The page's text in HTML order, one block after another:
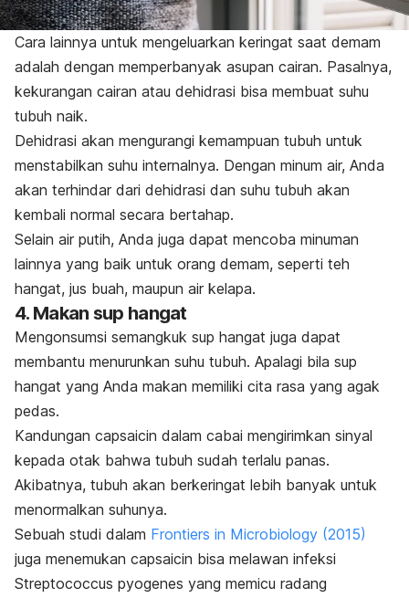
Cara lainnya untuk mengeluarkan keringat saat demam
adalah dengan memperbanyak asupan cairan. Pasalnya,
kekurangan cairan atau dehidrasi bisa membuat suhu
tubuh naik.
Dehidrasi akan mengurangi kemampuan tubuh untuk
menstabilkan suhu internalnya. Dengan minum air, Anda
akan terhindar dari dehidrasi dan suhu tubuh akan
kembali normal secara bertahap.
Selain air putih, Anda juga dapat mencoba minuman
lainnya yang baik untuk orang demam, seperti teh
hangat, jus buah, maupun air kelapa.
4. Makan sup hangat
Mengonsumsi semangkuk sup hangat juga dapat
membantu menurunkan suhu tubuh. Apalagi bila sup
hangat yang Anda makan memiliki cita rasa yang agak
pedas.
Kandungan capsaicin dalam cabai mengirimkan sinyal
kepada otak bahwa tubuh sudah terlalu panas.
Akibatnya, tubuh akan berkeringat lebih banyak untuk
menormalkan suhunya.
Sebuah studi dalam Frontiers in Microbiology (2015)
juga menemukan capsaicin bisa melawan infeksi
Streptococcus pyogenes yang memicu radang